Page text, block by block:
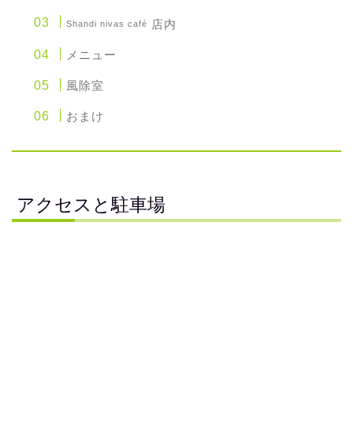
Shandi nivas café 店内
メニュー
風除室
おまけ
アクセスと駐車場